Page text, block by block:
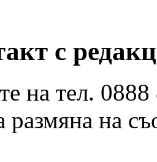
с
на тел.
размяна на